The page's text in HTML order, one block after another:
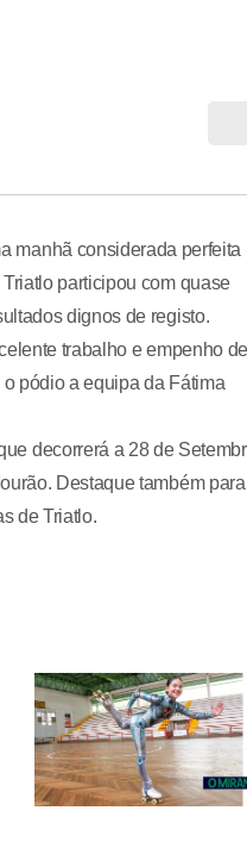
manhã considerada perfeita
participou com quase
dignos de registo.
trabalho e empenho de
pódio a equipa da Fátima
decorrerá a 28 de
Destaque também
de Triatlo.